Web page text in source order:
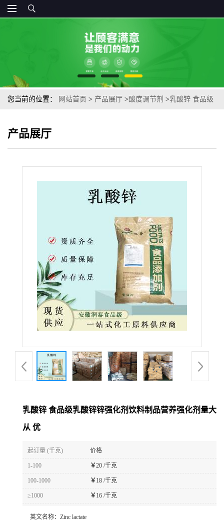
您当前的位置： 网站首页 > 产品展厅 >酸度调节剂 >乳酸锌 食品级
产品展厅
乳酸锌 食品级乳酸锌锌强化剂饮料制品营养强化剂量大
从 优
起订量 (千克) 价格
1-100 ￥20 /千克
100-1000 ￥ 18 /千克
≥1000 ￥ 16 /千克
英文名称： Zinc lactate